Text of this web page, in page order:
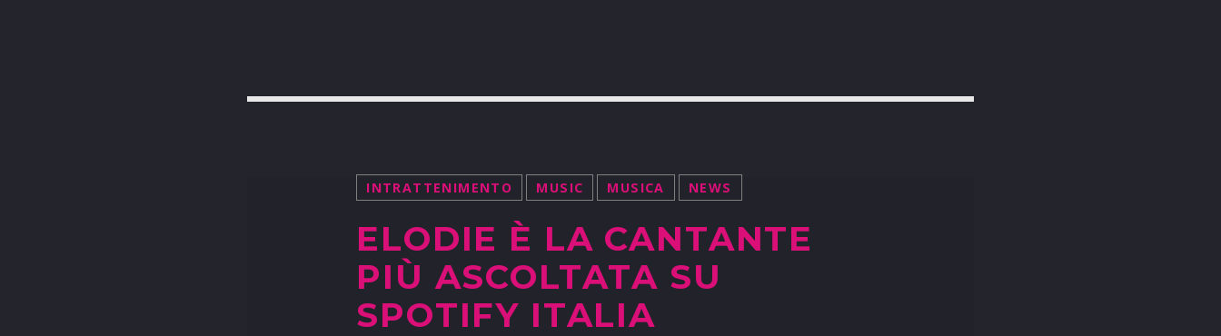
INTRATTENIMENTO MUSIC MUSICA NEWS
ELODIE È LA CANTANTE
PIÙ ASCOLTATA SU
SPOTIFY ITALIA